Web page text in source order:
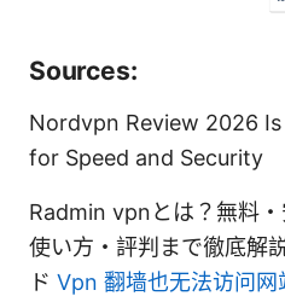
Sources:
Nordvpn Review 2026
for Speed and Security
Radmin vpnとは？無料・
使い方・評判まで徹底解
ド Vpn 翻墙也无法访问网